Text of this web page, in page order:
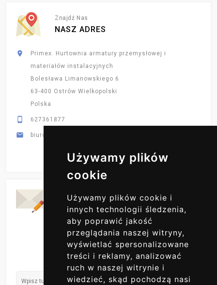
Używamy plików
cookie
Używamy plików cookie i
innych technologii śledzenia,
aby poprawić jakość
przeglądania naszej witryny,
wyświetlać spersonalizowane
treści i reklamy, analizować
ruch w naszej witrynie i
wiedzieć, skąd pochodzą nasi
Znajdź Nas
NASZ ADRES

Primex. Hurtownia armatury przemysłowej i
materiałów instalacyjnych
Bolesława Limanowskiego 6
63-400 Ostrów Wielkopolski
Polska
 627361877
 biuro@primex-hurt.pl
Codzienne Aktualizacje
ZAPISZ SIĘ DO NAS